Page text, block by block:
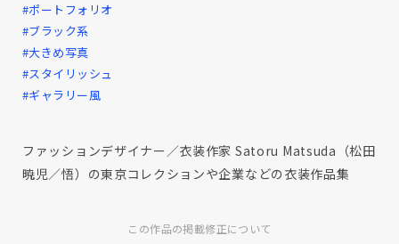
#ポートフォリオ
#ブラック系
#大きめ写真
#スタイリッシュ
#ギャラリー風
ファッションデザイナー／衣装作家 Satoru Matsuda（松田
暁児／悟）の東京コレクションや企業などの衣装作品集
この作品の掲載修正について